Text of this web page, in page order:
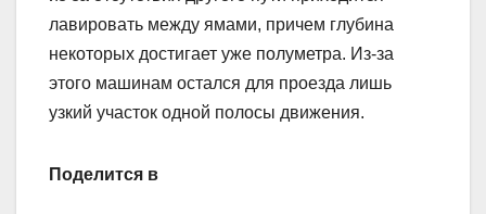
лавировать между ямами, причем глубина
некоторых достигает уже полуметра. Из-за
этого машинам остался для проезда лишь
узкий участок одной полосы движения.
Поделится в